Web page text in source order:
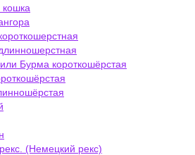
кошка
Бурма короткошёрстая
(Немецкий рекс)